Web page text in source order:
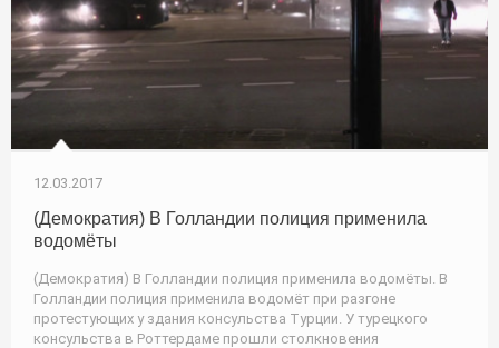
12.03.2017
(Демократия) В Голландии полиция применила
водомёты
(Демократия) В Голландии полиция применила водомёты. В
Голландии полиция применила водомёт при разгоне
протестующих у здания консульства Турции. У турецкого
консульства в Роттердаме прошли столкновения